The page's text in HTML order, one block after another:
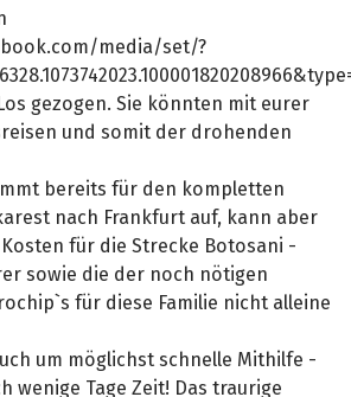
media/set/?
gezogen. Sie könnten mit eurer
und somit der drohenden
bereits für den kompletten
nach Frankfurt auf, kann aber
für die Strecke Botosani -
sowie die der noch nötigen
für diese Familie nicht alleine
um möglichst schnelle Mithilfe -
wenige Tage Zeit! Das traurige